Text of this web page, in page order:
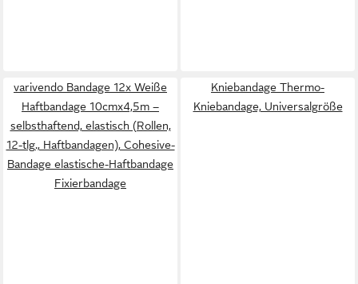
varivendo Bandage 12x Weiße
Haftbandage 10cmx4,5m –
selbsthaftend, elastisch (Rollen,
12-tlg., Haftbandagen), Cohesive-
Bandage elastische-Haftbandage
Fixierbandage
Kniebandage Thermo-
Kniebandage, Universalgröße